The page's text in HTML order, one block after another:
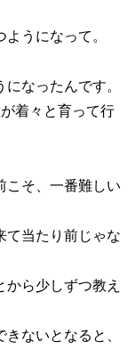
うになって。
なったんです。
着々と育って行
こそ、一番難しい
て当たり前じゃな
ら少しずつ教え
ないとなると、